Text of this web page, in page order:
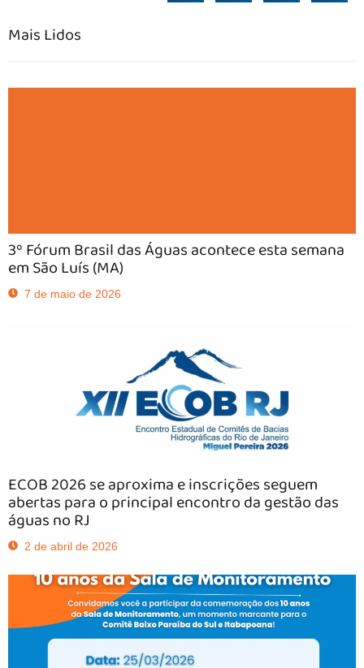
Mais Lidos
3º Fórum Brasil das Águas acontece esta semana
em São Luís (MA)
7 de maio de 2026
ECOB 2026 se aproxima e inscrições seguem
abertas para o principal encontro da gestão das
águas no RJ
2 de abril de 2026